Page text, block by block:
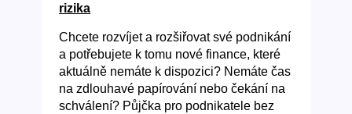
rizika
Chcete rozvíjet a rozšiřovat své podnikání
a potřebujete k tomu nové finance, které
aktuálně nemáte k dispozici? Nemáte čas
na zdlouhavé papírování nebo čekání na
schválení? Půjčka pro podnikatele bez